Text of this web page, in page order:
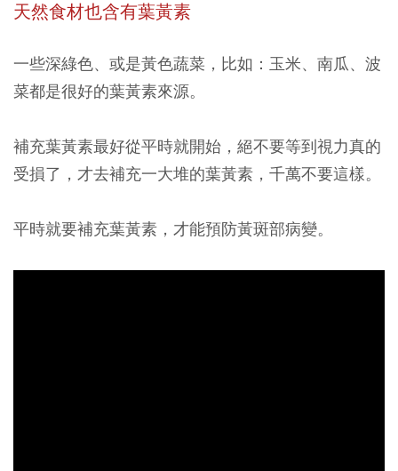
天然食材也含有葉黃素
一些深綠色、或是黃色蔬菜，比如：玉米、南瓜、波
菜都是很好的葉黃素來源。
補充葉黃素最好從平時就開始，絕不要等到視力真的
受損了，才去補充一大堆的葉黃素，千萬不要這樣。
平時就要補充葉黃素，才能預防黃斑部病變。